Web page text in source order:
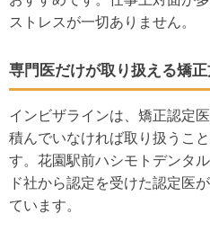
ストレスが一切ありません。
専門医だけが取り扱える矯
インビザラインは、矯正認定
積んでいなければ取り扱うこ
す。花園駅前ハシモトデンタ
ド社から認定を受けた認定医
ています。